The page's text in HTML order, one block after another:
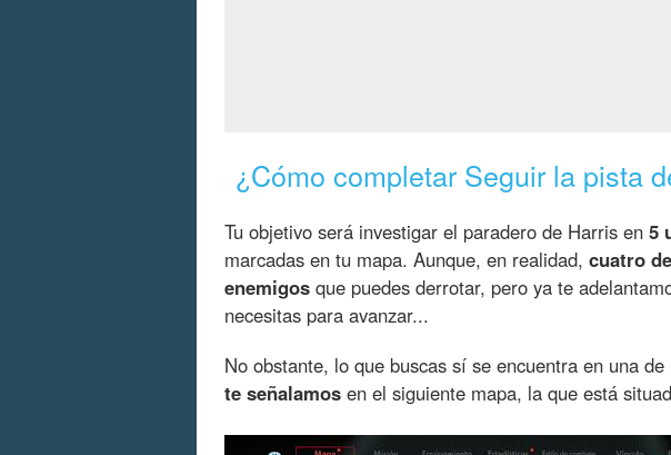
¿Cómo completar Seguir la pista
Tu objetivo será investigar el paradero de Harris en 5
marcadas en tu mapa. Aunque, en realidad, cuatro
enemigos que puedes derrotar, pero ya te
necesitas para avanzar...
No obstante, lo que buscas sí se encuentra en una
te señalamos en el siguiente mapa, la que está